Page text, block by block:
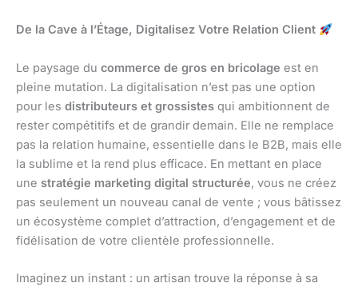
De la Cave à l’Étage, Digitalisez Votre Relation Client
Le paysage du commerce de gros en bricolage est en
pleine mutation. La digitalisation n’est pas une option
pour les distributeurs et grossistes qui ambitionnent de
rester compétitifs et de grandir demain. Elle ne remplace
pas la relation humaine, essentielle dans le B2B, mais elle
la sublime et la rend plus efficace. En mettant en place
une stratégie marketing digital structurée, vous ne créez
pas seulement un nouveau canal de vente ; vous bâtissez
un écosystème complet d’attraction, d’engagement et de
fidélisation de votre clientèle professionnelle.
Imaginez un instant : un artisan trouve la réponse à sa